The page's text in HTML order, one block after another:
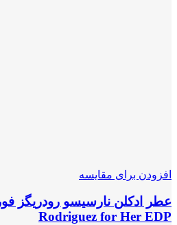
افزودن برای مقایسه
Rodriguez for Her EDP